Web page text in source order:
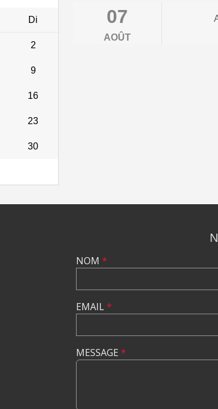
Di
2
9
16
23
30
07
AOÛT
NOM *
EMAIL*
MESSAGE *